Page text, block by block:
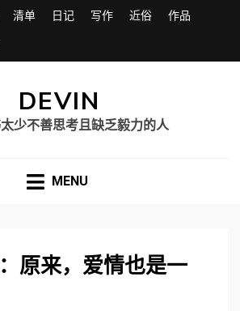
清单 日记 写作 近俗 作品
DEVIN
少不善思考且缺乏毅力的人
MENU
原来，爱情也是一